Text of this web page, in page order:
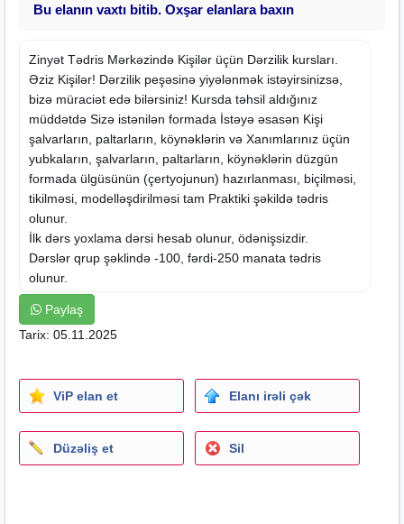
Bu elanın vaxtı bitib. Oxşar elanlara baxın
Zinyət Tədris Mərkəzində Kişilər üçün Dərzilik kursları
Əziz Kişilər! Dərzilik peşəsinə yiyələnmək istəyirsinizsə,
bizə müraciət edə bilərsiniz! Kursda təhsil aldığınız
müddətdə Sizə istənilən formada İstəyə əsasən Kişi
şalvarların, paltarların, köynəklərin və Xanımlarınız üçün
yubkaların, şalvarların, paltarların, köynəklərin düzgün
formada ülgüsünün (çertyojunun) hazırlanması, biçilməsi,
tikilməsi, modelləşdirilməsi tam Praktiki şəkildə tədris
olunur.
İlk dərs yoxlama dərsi hesab olunur, ödənişsizdir.
Dərslər qrup şəklində -100, fərdi-250 manata tədris
olunur.
Dərslərin keyfiyyətinə 100% zəmanət verilir.
Ünvan: Memar Əcəmi Metronunun 4cü mikrarayon
Paylaş
Tarix: 05.11.2025
ViP elan et Elanı irəli çək
Düzəliş et Sil